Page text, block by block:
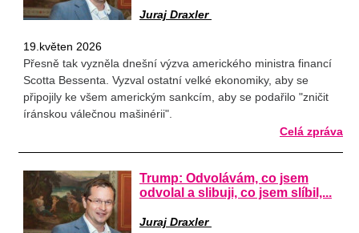
Juraj Draxler
19.květen 2026
Přesně tak vyzněla dnešní výzva amerického ministra financí
Scotta Bessenta. Vyzval ostatní velké ekonomiky, aby se
připojily ke všem americkým sankcím, aby se podařilo "zničit
íránskou válečnou mašinérii".
Celá zpráva
Trump: Odvolávám, co jsem
odvolal a slibuji, co jsem slíbil,...
Juraj Draxler